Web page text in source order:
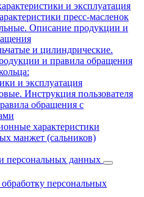
и эксплуатация
пресс‑масленок
Описание продукции и
и цилиндрические.
и правила обращения
и эксплуатация
Инструкция пользователя
обращения с
характеристики
манжет (сальников)
персональных данных
персональных